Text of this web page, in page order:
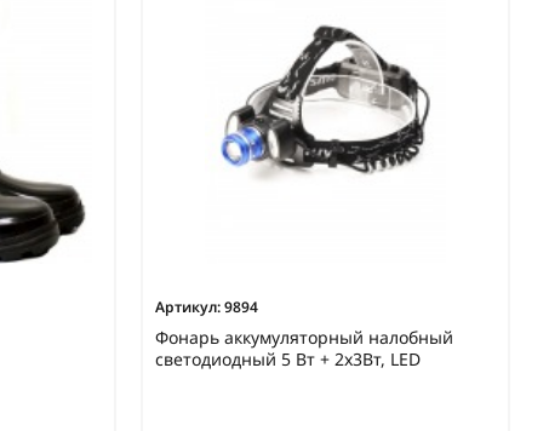
Артикул:9894
Фонарь аккумуляторный налобный
светодиодный 5 Вт + 2х3Вт, LED